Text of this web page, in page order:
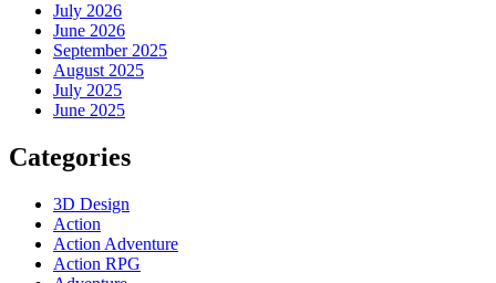
July 2026
June 2026
September 2025
August 2025
July 2025
June 2025
Categories
3D Design
Action
Action Adventure
Action RPG